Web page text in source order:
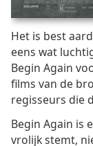
Het is best
eens wat
Begin Again
films van de
regisseurs die
Begin Again is
vrolijk stemt,